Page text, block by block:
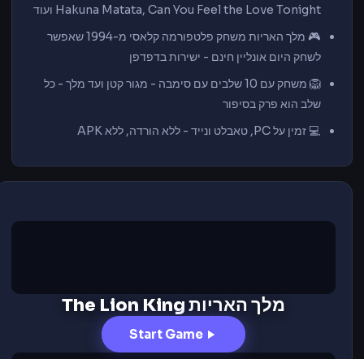
Hakuna Matata, Can You Feel the Love Tonight ועוד
🎮 מלך האריות משחק פלטפורמה קלאסי מ-1994 שאפשר
לשחק היום אונליין חינם - ישירות בדפדפן
🦁 משחק עם 10 שלבים עם סימבה - מגור קטן ועד מלך - כל
שלב הוא פרק בסיפור
💻 זמין על PC, טאבלט ונייד - ללא הורדה, ללא APK
מלך האריות The Lion King
Start Game